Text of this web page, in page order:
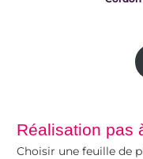
Réalisation pas
Choisir une feuille de